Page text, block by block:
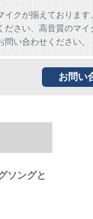
イクが揃えております
ださい、高音質のマイ
い合わせください。
お問い
ソングと